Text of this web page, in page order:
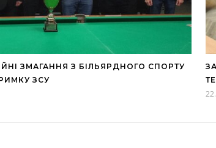
ЗМАГАННЯ З БІЛЬЯРДНОГО СПОРТУ
ЗСУ